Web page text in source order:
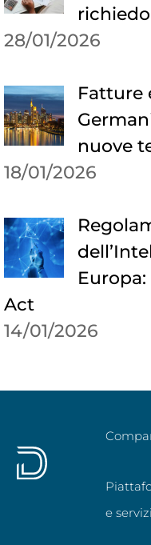
28/01/2026
Fatture
nuove
18/01/2026
Europa:
Act
14/01/2026
e servizi